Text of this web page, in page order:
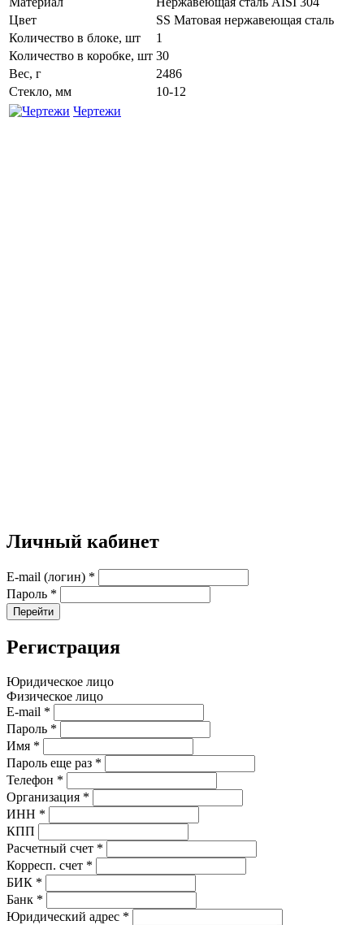
Цвет
SS Матовая нержавеющая сталь
Количество в блоке, шт
1
Количество в коробке, шт 30
Вес, г
2486
Стекло, мм
10-12
Чертежи
Личный кабинет
E-mail (логин) *
Пароль *
Перейти
Регистрация
Юридическое лицо
Физическое лицо
E-mail *
Пароль *
Имя *
Пароль еще раз *
Телефон *
Организация *
ИНН *
КПП
Расчетный счет *
Корресп. счет *
БИК *
Банк *
Юридический адрес *